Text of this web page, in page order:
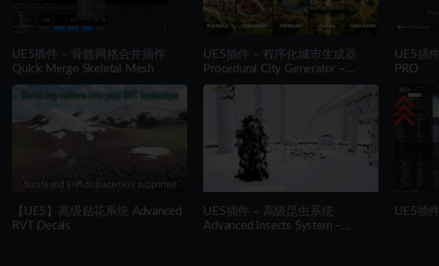
UE5插件 – 骨骼网格合并插件
Quick Merge Skeletal Mesh
UE5插件 – 程序化城市生成器
Procedural City Generator –
OmniScape
UE5插
PRO
【UE5】高级贴花系统 Advanced
RVT Decals
UE5插件 – 高级昆虫系统
Advanced Insects System –
UE5插